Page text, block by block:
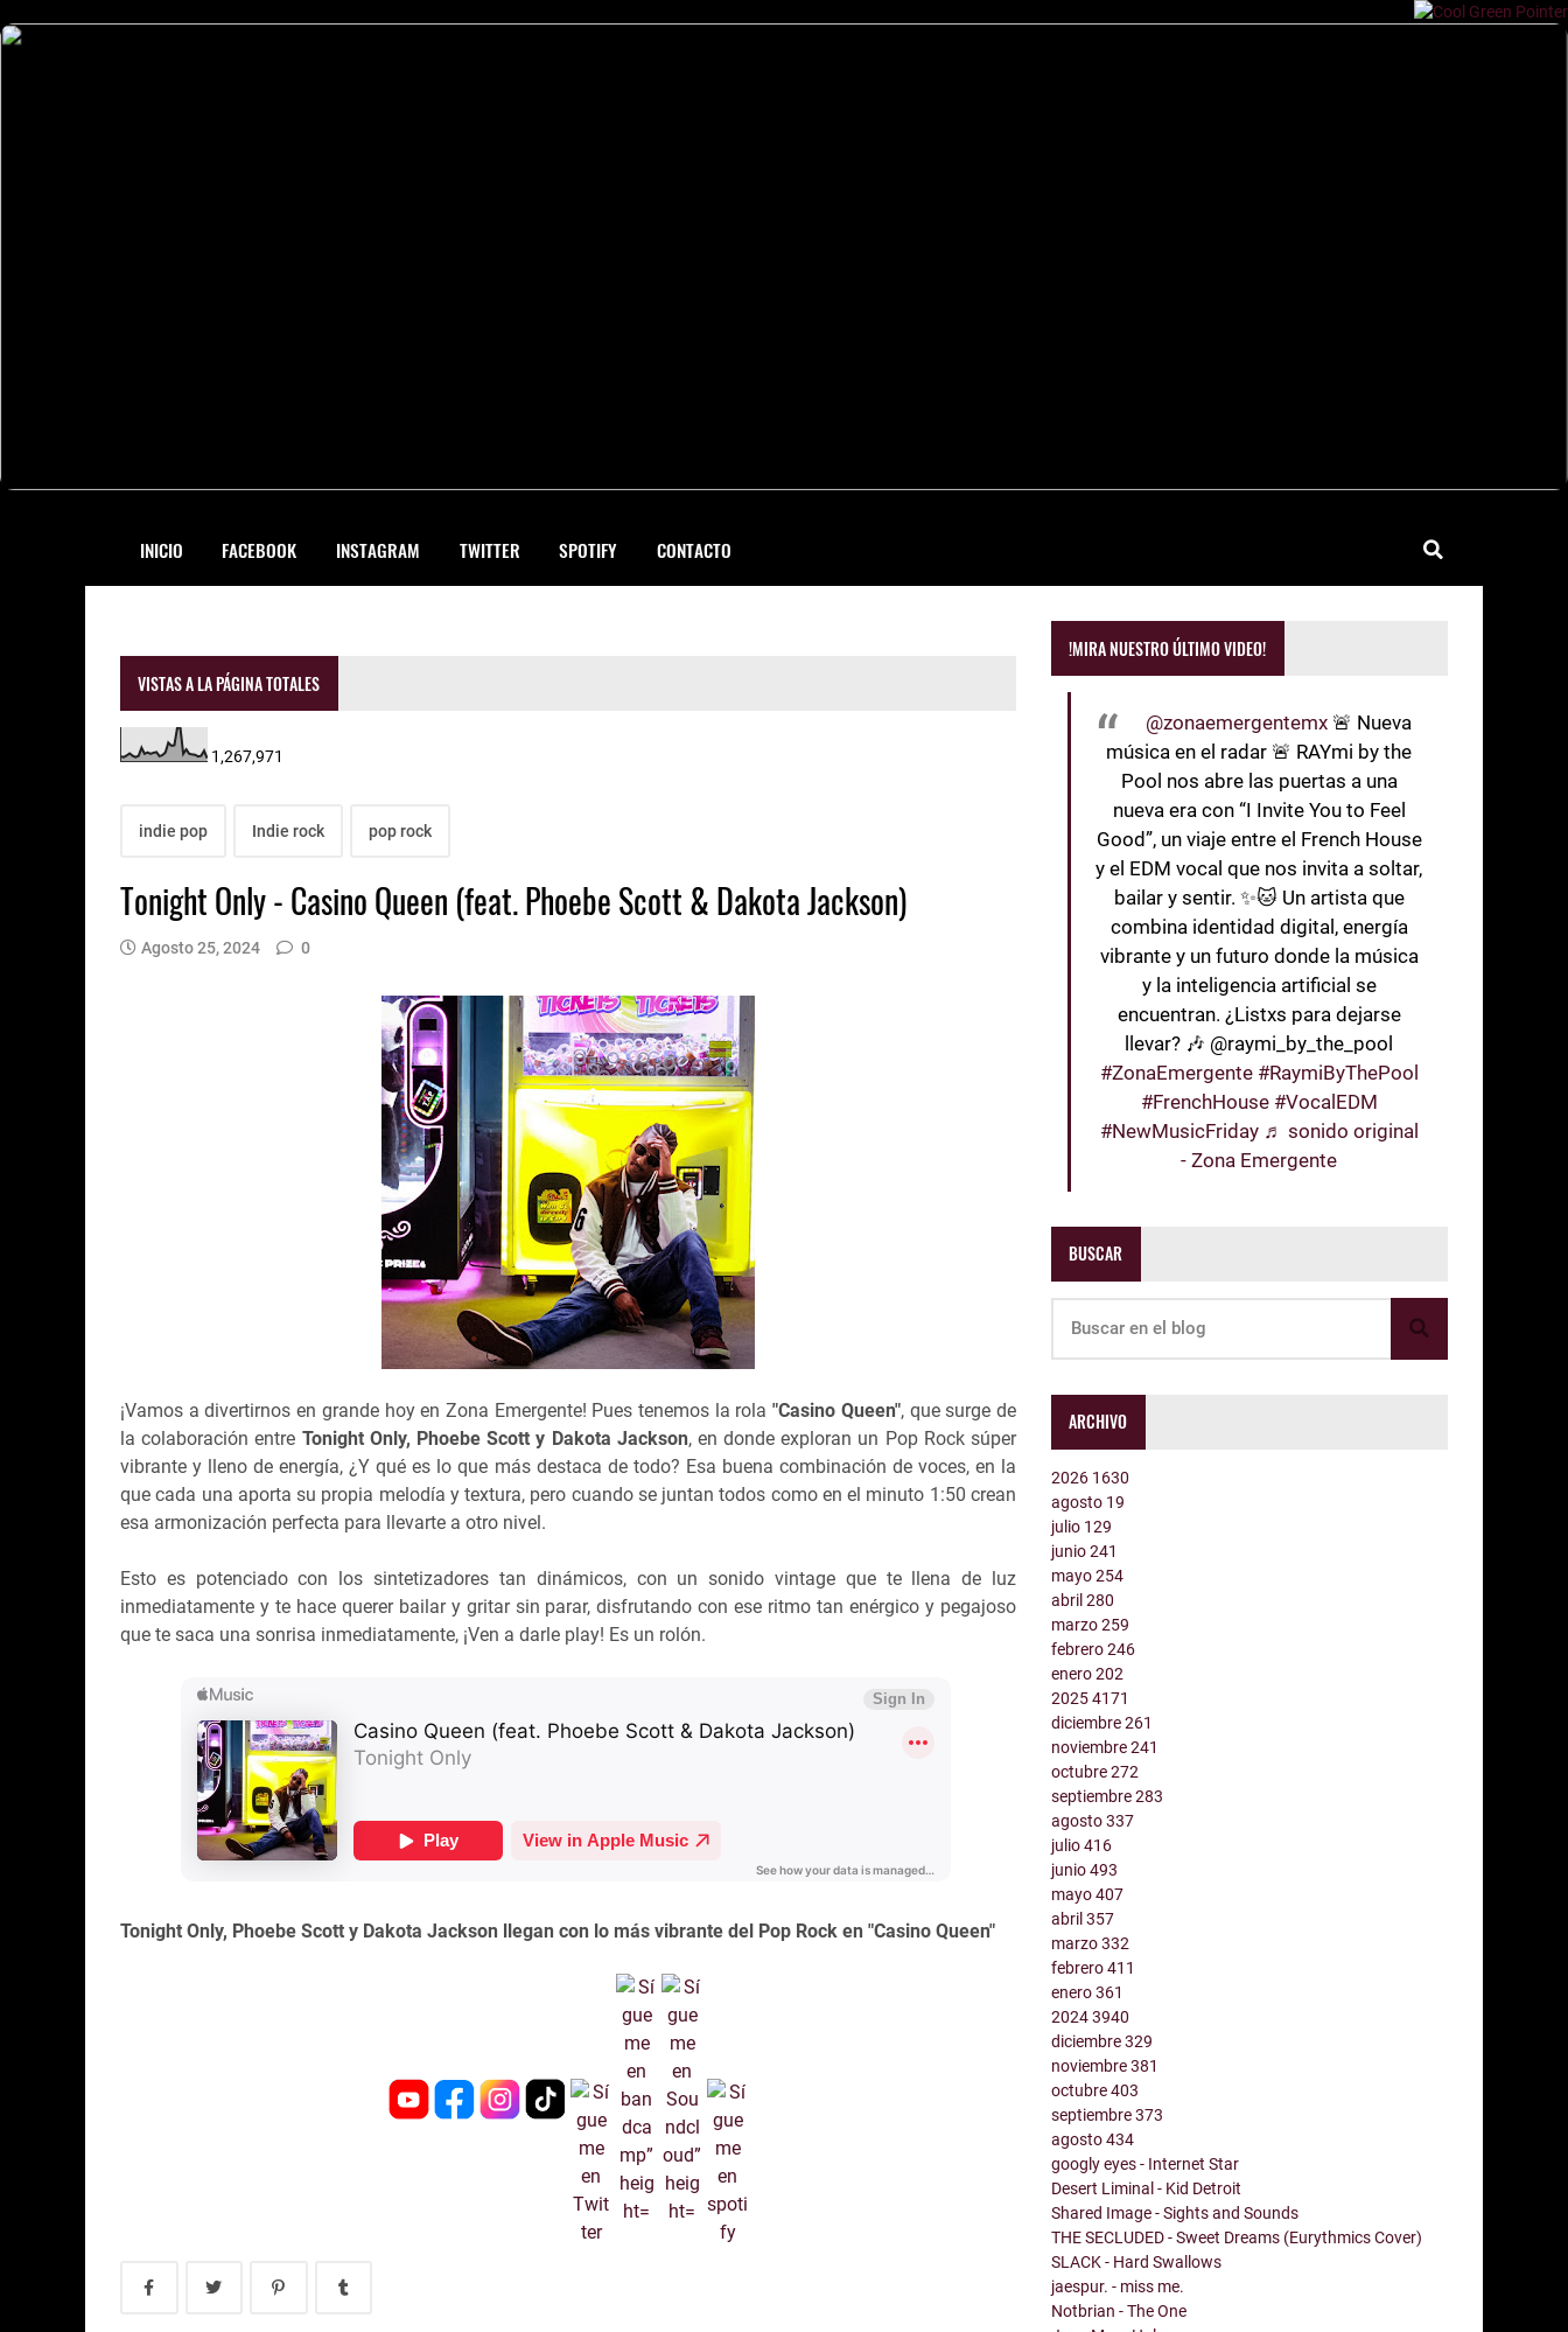
INICIO FACEBOOK INSTAGRAM TWITTER SPOTIFY CONTACTO
VISTAS A LA PÁGINA TOTALES
1,267,971
indie pop Indie rock pop rock
Tonight Only - Casino Queen (feat. Phoebe Scott & Dakota Jackson)
Agosto 25, 2024 0
¡Vamos a divertirnos en grande hoy en Zona Emergente! Pues tenemos la rola "Casino Queen", que surge de
la colaboración entre Tonight Only, Phoebe Scott y Dakota Jackson, en donde exploran un Pop Rock súper
vibrante y lleno de energía, ¿Y qué es lo que más destaca de todo? Esa buena combinación de voces, en la
que cada una aporta su propia melodía y textura, pero cuando se juntan todos como en el minuto 1:50 crean
esa armonización perfecta para llevarte a otro nivel.
Esto es potenciado con los sintetizadores tan dinámicos, con un sonido vintage que te llena de luz
inmediatamente y te hace querer bailar y gritar sin parar, disfrutando con ese ritmo tan enérgico y pegajoso
que te saca una sonrisa inmediatamente, ¡Ven a darle play! Es un rolón.
Tonight Only, Phoebe Scott y Dakota Jackson llegan con lo más vibrante del Pop Rock en "Casino Queen"
!MIRA NUESTRO ÚLTIMO VIDEO!
@zonaemergentemx 🚨 Nueva
música en el radar 🚨 RAYmi by the
Pool nos abre las puertas a una
nueva era con “I Invite You to Feel
Good”, un viaje entre el French House
y el EDM vocal que nos invita a soltar,
bailar y sentir. ✨🐱 Un artista que
combina identidad digital, energía
vibrante y un futuro donde la música
y la inteligencia artificial se
encuentran. ¿Listxs para dejarse
llevar? 🎶 @raymi_by_the_pool
#ZonaEmergente #RaymiByThePool
#FrenchHouse #VocalEDM
#NewMusicFriday ♬ sonido original
- Zona Emergente
BUSCAR
ARCHIVO
2026 1630
agosto 19
julio 129
junio241
mayo254
abril280
marzo259
febrero246
enero202
20254171
diciembre261
noviembre241
octubre272
septiembre283
agosto337
julio416
junio493
mayo407
abril357
marzo332
febrero411
enero361
20243940
diciembre329
noviembre381
octubre403
septiembre373
agosto434
googly eyes - Internet Star
Desert Liminal - Kid Detroit
Shared Image - Sights and Sounds
THE SECLUDED - Sweet Dreams (Eurythmics Cover)
SLACK - Hard Swallows
jaespur. - miss me.
Notbrian - The One